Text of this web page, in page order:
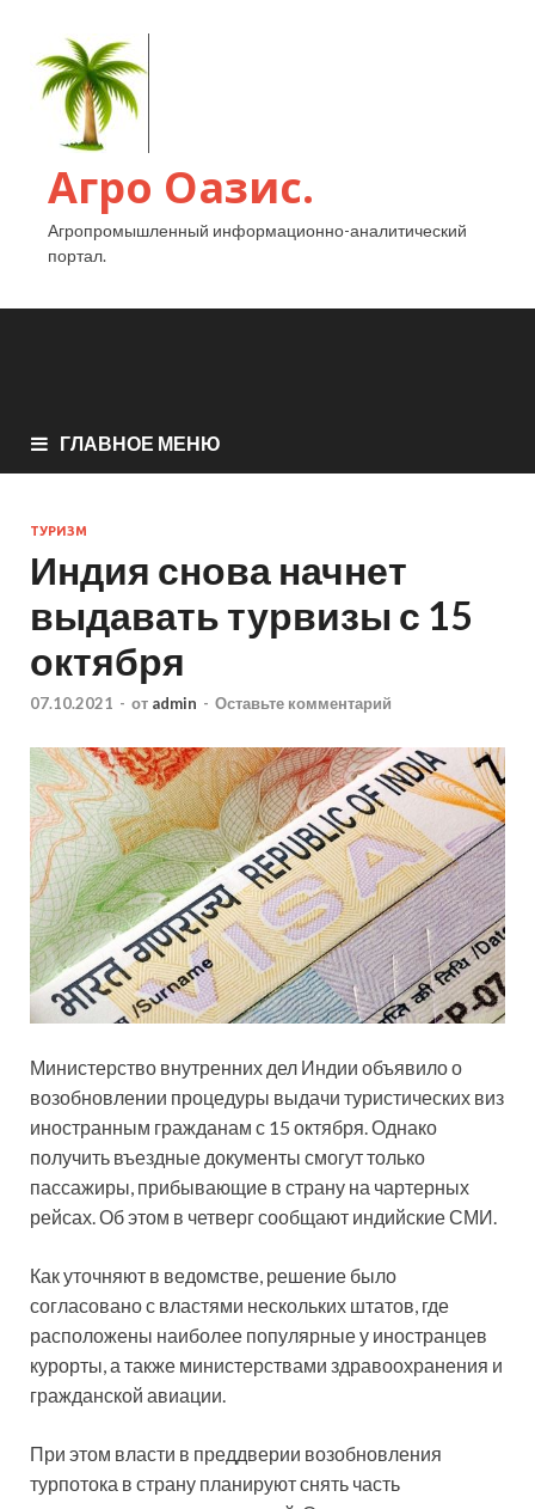
Агро Оазис.
Агропромышленный информационно-аналитический
портал.
ГЛАВНОЕ МЕНЮ
ТУРИЗМ
Индия снова начнет
выдавать турвизы с 15
октября
07.10.2021 - от admin - Оставьте комментарий
Министерство внутренних дел Индии объявило о
возобновлении процедуры выдачи туристических виз
иностранным гражданам с 15 октября. Однако
получить въездные документы смогут только
пассажиры, прибывающие в страну на чартерных
рейсах. Об этом в четверг сообщают индийскиеСМИ.
Как уточняют в ведомстве, решение было
согласовано с властями нескольких штатов, где
расположены наиболее популярные у иностранцев
курорты, а также министерствами здравоохранения и
гражданской авиации.
При этом власти в преддверии возобновления
турпотока в страну планируют снять часть